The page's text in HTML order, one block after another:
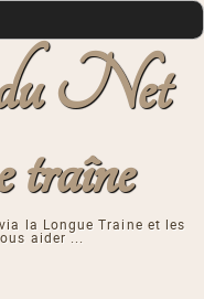
Net
traîne
la Longue Traine et les
aider ...